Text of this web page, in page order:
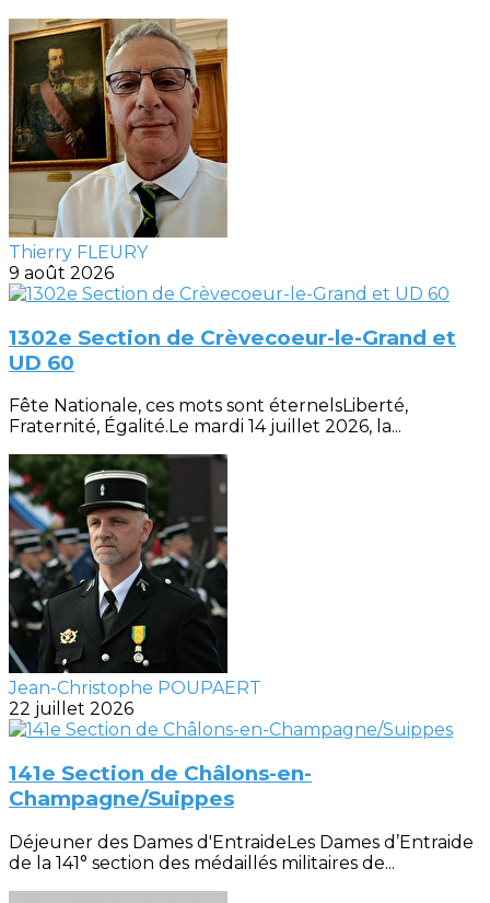
Thierry FLEURY
9 août 2026
1302e Section de Crèvecoeur-le-Grand et
UD 60
Fête Nationale, ces mots sont éternelsLiberté,
Fraternité, Égalité.Le mardi 14 juillet 2026, la...
Jean-Christophe POUPAERT
22 juillet 2026
141e Section de Châlons-en-
Champagne/Suippes
Déjeuner des Dames d'EntraideLes Dames d’Entraide
de la 141° section des médaillés militaires de...